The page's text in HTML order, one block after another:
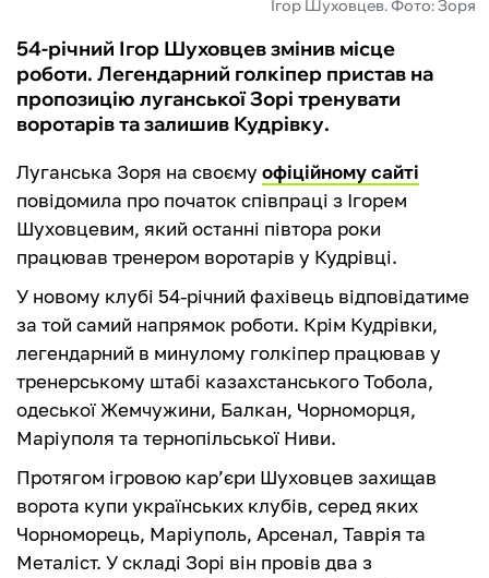
Ігор Шуховцев. Фото: Зоря
54-річний Ігор Шуховцев змінив місце
роботи. Легендарний голкіпер пристав на
пропозицію луганської Зорі тренувати
воротарів та залишив Кудрівку.
Луганська Зоря на своєму офіційному сайті
повідомила про початок співпраці з Ігорем
Шуховцевим, який останні півтора роки
працював тренером воротарів у Кудрівці.
У новому клубі 54-річний фахівець відповідатиме
за той самий напрямок роботи. Крім Кудрівки,
легендарний в минулому голкіпер працював у
тренерському штабі казахстанського Тобола,
одеської Жемчужини, Балкан, Чорноморця,
Маріуполя та тернопільської Ниви.
Протягом ігровою кар’єри Шуховцев захищав
ворота купи українських клубів, серед яких
Чорноморець, Маріуполь, Арсенал, Таврія та
Металіст. У складі Зорі він провів два з